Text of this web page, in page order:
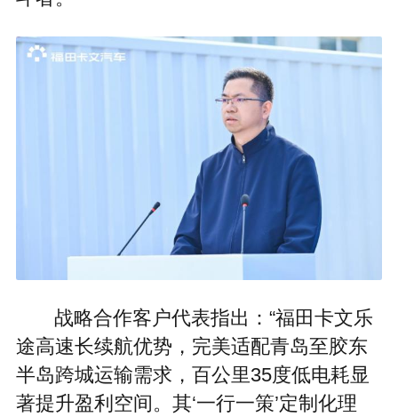
战略合作客户代表指出：“福田卡文乐
途高速长续航优势，完美适配青岛至胶东
半岛跨城运输需求，百公里35度低电耗显
著提升盈利空间。其‘一行一策’定制化理